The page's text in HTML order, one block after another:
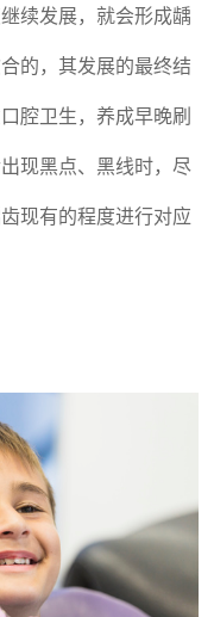
续发展，就会形成龋
的，其发展的最终结
腔卫生，养成早晚刷
现黑点、黑线时，尽
现有的程度进行对应